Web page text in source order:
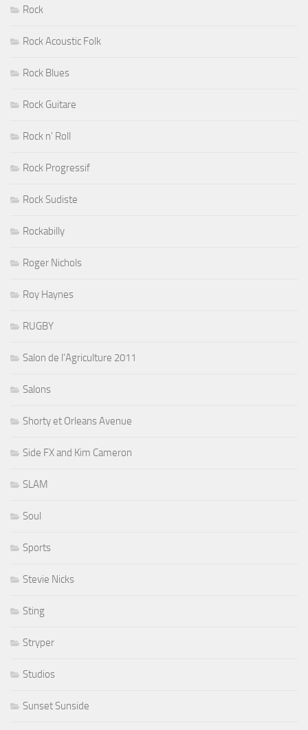
Rock
Rock Acoustic Folk
Rock Blues
Rock Guitare
Rock n' Roll
Rock Progressif
Rock Sudiste
Rockabilly
Roger Nichols
Roy Haynes
RUGBY
Salon de l'Agriculture 2011
Salons
Shorty et Orleans Avenue
Side FX and Kim Cameron
SLAM
Soul
Sports
Stevie Nicks
Sting
Stryper
Studios
Sunset Sunside